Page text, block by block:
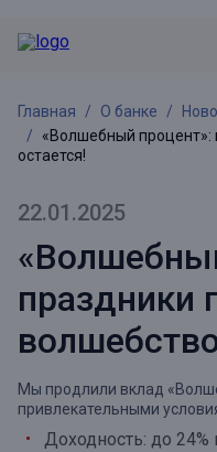
Главная О банке
«Волшебный процент»:
остается!
22.01.2025
праздники
Мы продлили вклад
привлекательными
Доходность: до 24%